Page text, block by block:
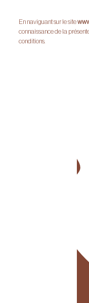
En naviguant sur le site
connaissance de la
conditions.